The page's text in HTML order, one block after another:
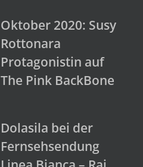
Oktober 2020: Susy
Rottonara
Protagonistin auf
The Pink BackBone
Dolasila bei der
Fernsehsendung